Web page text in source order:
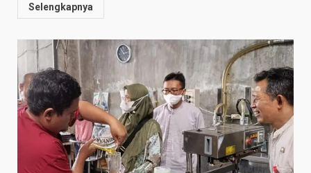
Selengkapnya